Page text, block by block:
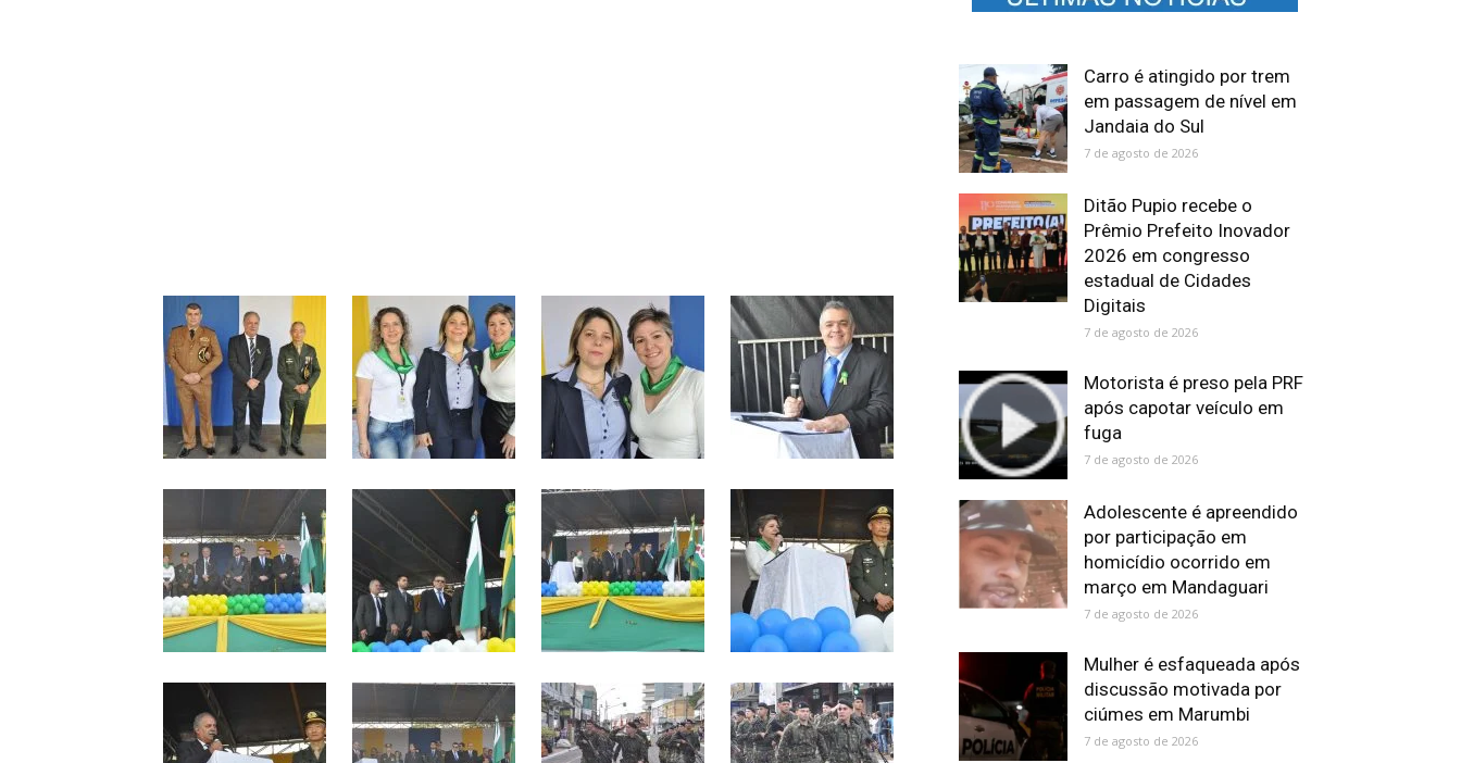
Carro é atingido por trem
em passagem de nível em
Jandaia do Sul
7 de agosto de 2026
Ditão Pupio recebe o
Prêmio Prefeito Inovador
2026 em congresso
estadual de Cidades
Digitais
7 de agosto de 2026
Motorista é preso pela PRF
após capotar veículo em
fuga
7 de agosto de 2026
Adolescente é apreendido
por participação em
homicídio ocorrido em
março em Mandaguari
7 de agosto de 2026
Mulher é esfaqueada após
discussão motivada por
ciúmes em Marumbi
7 de agosto de 2026